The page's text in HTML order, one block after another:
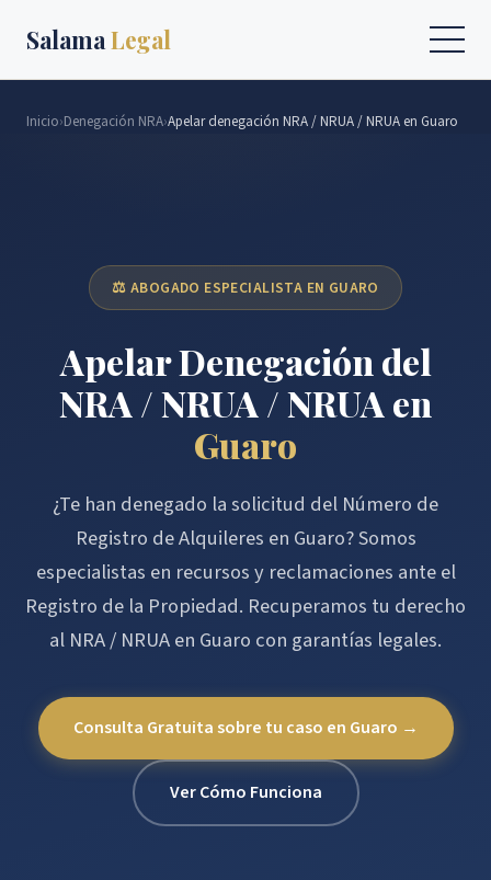
Salama Legal
Inicio›Denegación NRA›Apelar denegación NRA / NRUA / NRUA en Guaro
⚖️ ABOGADO ESPECIALISTA EN GUARO
Apelar Denegación del
NRA / NRUA / NRUA en
Guaro
¿Te han denegado la solicitud del Número de
Registro de Alquileres en Guaro? Somos
especialistas en recursos y reclamaciones ante el
Registro de la Propiedad. Recuperamos tu derecho
al NRA / NRUA en Guaro con garantías legales.
Consulta Gratuita sobre tu caso en Guaro →
Ver Cómo Funciona